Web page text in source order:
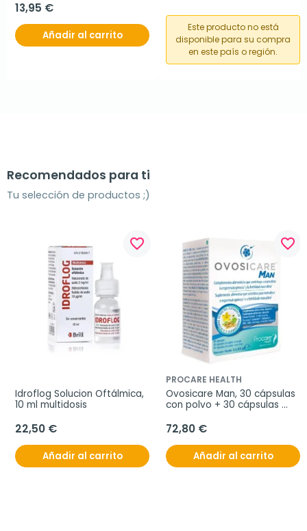
13,95 €
Añadir al carrito
Este producto no está
disponible para su compra
en este país o región.
Recomendados para ti
Tu selección de productos ;)
favorite_border
Idroflog Solucion Oftálmica,
10 ml multidosis
22,50 €
Añadir al carrito
favorite_border
PROCARE HEALTH
Ovosicare Man, 30 cápsulas
con polvo + 30 cápsulas
72,80 €
Añadir al carrito